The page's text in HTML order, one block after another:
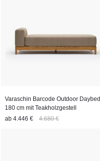
Varaschin Barcode Outdoor Daybed
180 cm mit Teakholzgestell
ab 4.446 € 4.680 €